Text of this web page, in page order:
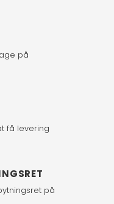
på
få levering
på